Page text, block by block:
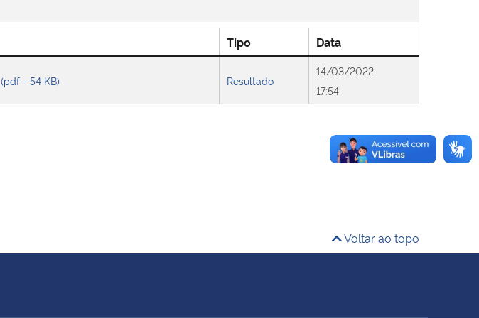
Tipo Data
(pdf - 54 KB) Resultado
14/03/2022
17:54
Voltar ao topo